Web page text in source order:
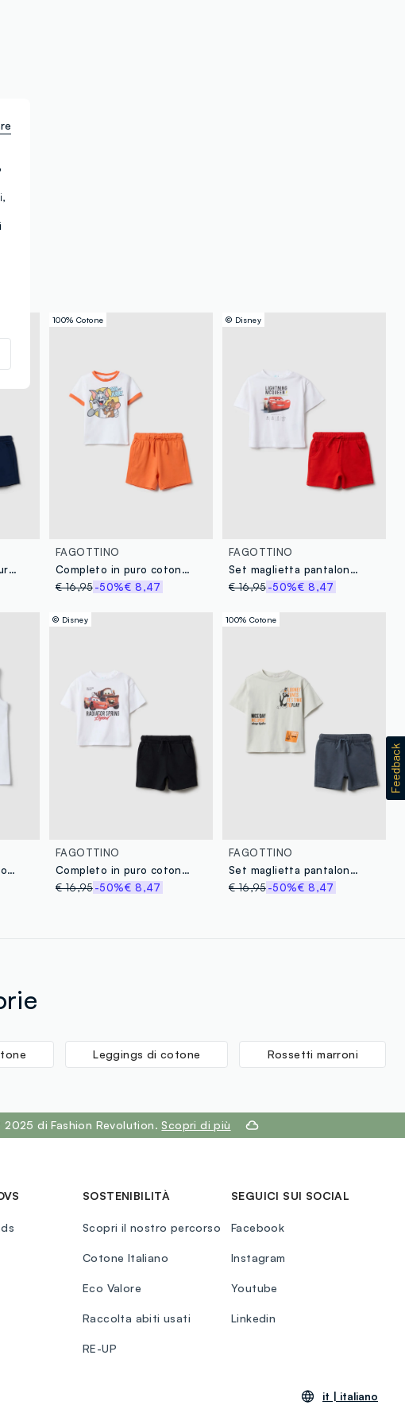
Set maglia shorts in puro cotone multicolor da bimbo con Topolino
100% Cotone
FAGOTTINO
Completo in puro cotone multicolor regular fit per bimbi di Tom e Jerry
€ 16,95-50%€ 8,47
© Disney
FAGOTTINO
Set maglietta pantaloncino in puro cotone multicolor da bimbo regular fit
€ 16,95-50%€ 8,47
Canottiera in puro cotone bianco da bimbo con stampe Spiderman
© Disney
FAGOTTINO
Completo in puro cotone bianco oversize fit per bimbi di Cars
€ 16,95-50%€ 8,47
100% Cotone
FAGOTTINO
Set maglietta pantaloncino in puro cotone multicolor da bimbo regular fit
€ 16,95-50%€ 8,47
Leggings di cotone Rossetti marroni
di Fashion Revolution. Scopri di più
SOSTENIBILITÀ
Scopri il nostro percorso
Cotone Italiano
Eco Valore
Raccolta abiti usati
RE-UP
SEGUICI SUI SOCIAL
Facebook
Instagram
Youtube
Linkedin
it | italiano